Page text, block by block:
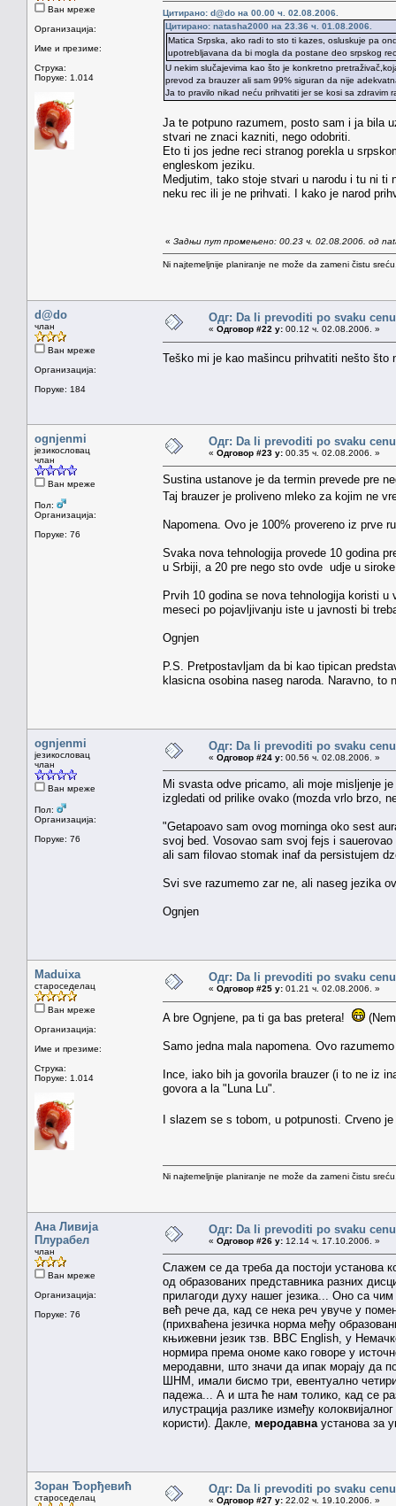
Ван мреже
Организација:
Име и презиме:
Струка:
Поруке: 1.014
Цитирано: d@do на 00.00 ч. 02.08.2006.
Цитирано: natasha2000 на 23.36 ч. 01.08.2006.
Matica Srpska, ako radi to sto ti kazes, osluskuje pa
upotrebljavana da bi mogla da postane deo srpskog
U nekim slučajevima kao što je konkretno
prevod za brauzer ali sam 99% siguran da nije
Ja to pravilo nikad neću prihvatiti jer se kosi sa zdravim
Ja te potpuno razumem, posto sam i ja bila
stvari ne znaci kazniti, nego odobriti.
Eto ti jos jedne reci stranog porekla u
engleskom jeziku.
Medjutim, tako stoje stvari u narodu i tu ni ti
neku rec ili je ne prihvati. I kako je narod
« Задњи пут промењено: 00.23 ч. 02.08.2006. од
Ni najtemeljnije planiranje ne može da zameni čistu
d@do
члан
Ван мреже
Организација:
Поруке: 184
Одг: Da li prevoditi po svaku
« Одговор #22 у: 00.12 ч. 02.08.2006. »
Teško mi je kao mašincu prihvatiti nešto
ognjenmi
језикословац
члан
Ван мреже
Пол:
Организација:
Поруке: 76
Одг: Da li prevoditi po svaku
« Одговор #23 у: 00.35 ч. 02.08.2006. »
Sustina ustanove je da termin prevede pre
Taj brauzer je proliveno mleko za kojim ne
Napomena. Ovo je 100% provereno iz prve
Svaka nova tehnologija provede 10 godina
u Srbiji, a 20 pre nego sto ovde udje u
Prvih 10 godina se nova tehnologija koristi
meseci po pojavljivanju iste u javnosti bi
Ognjen
P.S. Pretpostavljam da bi kao tipican
klasicna osobina naseg naroda. Naravno, to
ognjenmi
језикословац
члан
Ван мреже
Пол:
Организација:
Поруке: 76
Одг: Da li prevoditi po svaku
« Одговор #24 у: 00.56 ч. 02.08.2006. »
Mi svasta odve pricamo, ali moje misljenje
izgledati od prilike ovako (mozda vrlo brzo,
"Getapoavo sam ovog morninga oko sest
svoj bed. Vosovao sam svoj fejs i
ali sam filovao stomak inaf da persistujem
Svi sve razumemo zar ne, ali naseg jezika
Ognjen
Maduixa
староседелац
Ван мреже
Организација:
Име и презиме:
Струка:
Поруке: 1.014
Одг: Da li prevoditi po svaku
« Одговор #25 у: 01.21 ч. 02.08.2006. »
A bre Ognjene, pa ti ga bas pretera!
Samo jedna mala napomena. Ovo
Ince, iako bih ja govorila brauzer (i to ne iz
govora a la "Luna Lu".
I slazem se s tobom, u potpunosti. Crveno
Ni najtemeljnije planiranje ne može da zameni čistu
Ана Ливија
Плурабел
члан
Ван мреже
Организација:
Поруке: 76
Одг: Da li prevoditi po svaku
« Одговор #26 у: 12.14 ч. 17.10.2006. »
Слажем се да треба да постоји установа
од образованих представника разних
прилагоди духу нашег језика... Оно са
већ рече да, кад се нека реч увуче у
(прихваћена језичка норма међу
књижевни језик тзв. BBC English, у
нормира према ономе како говоре у
меродавни, што значи да ипак морају да
ШНМ, имали бисмо три, евентуално
падежа... А и шта ће нам толико, кад се
илустрација разлике између
користи). Дакле, меродавна установа за
Зоран Ђорђевић
староседелац
Одг: Da li prevoditi po svaku
« Одговор #27 у: 22.02 ч. 19.10.2006. »